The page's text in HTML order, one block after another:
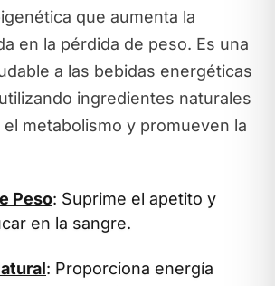
que aumenta la
en la pérdida de peso. Es una
a las bebidas energéticas
ingredientes naturales
metabolismo y promueven la
Peso: Suprime el apetito y
en la sangre.
: Proporciona energía